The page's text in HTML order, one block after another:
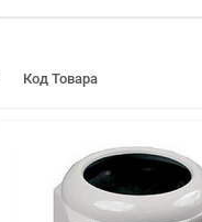
Код Товара